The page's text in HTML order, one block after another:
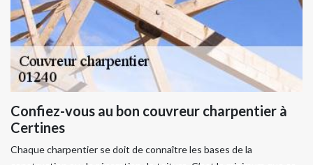
Confiez-vous au bon couvreur charpentier à
Certines
Chaque charpentier se doit de connaître les bases de la